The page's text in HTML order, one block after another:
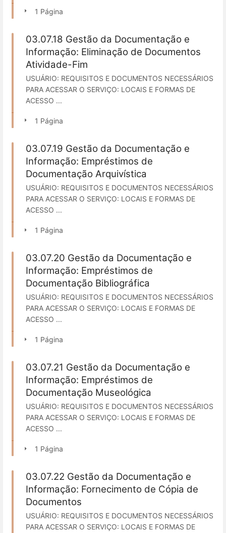
1 Página
03.07.18 Gestão da Documentação e
Informação: Eliminação de Documentos
Atividade-Fim
USUÁRIO: REQUISITOS E DOCUMENTOS NECESSÁRIOS
PARA ACESSAR O SERVIÇO: LOCAIS E FORMAS DE
ACESSO ...
1 Página
03.07.19 Gestão da Documentação e
Informação: Empréstimos de
Documentação Arquivística
USUÁRIO: REQUISITOS E DOCUMENTOS NECESSÁRIOS
PARA ACESSAR O SERVIÇO: LOCAIS E FORMAS DE
ACESSO ...
1 Página
03.07.20 Gestão da Documentação e
Informação: Empréstimos de
Documentação Bibliográfica
USUÁRIO: REQUISITOS E DOCUMENTOS NECESSÁRIOS
PARA ACESSAR O SERVIÇO: LOCAIS E FORMAS DE
ACESSO ...
1 Página
03.07.21 Gestão da Documentação e
Informação: Empréstimos de
Documentação Museológica
USUÁRIO: REQUISITOS E DOCUMENTOS NECESSÁRIOS
PARA ACESSAR O SERVIÇO: LOCAIS E FORMAS DE
ACESSO ...
1 Página
03.07.22 Gestão da Documentação e
Informação: Fornecimento de Cópia de
Documentos
USUÁRIO: REQUISITOS E DOCUMENTOS NECESSÁRIOS
PARA ACESSAR O SERVIÇO: LOCAIS E FORMAS DE